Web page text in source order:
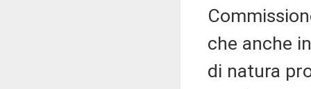
che anche
di natura